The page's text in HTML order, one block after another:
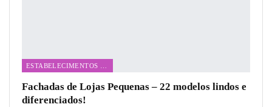
Fachadas de Lojas Pequenas – 22 modelos lindos e
diferenciados!